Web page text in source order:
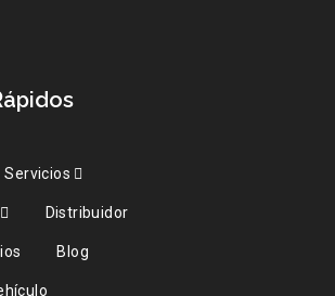
Servicios
Distribuidor
Blog